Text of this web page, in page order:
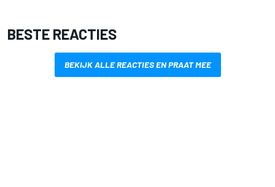
BESTE REACTIES
BEKIJK ALLE REACTIES EN PRAAT MEE